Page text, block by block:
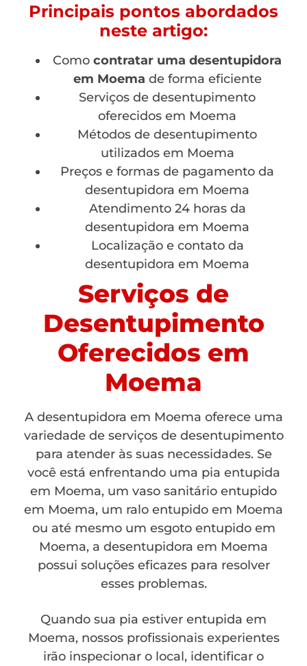
Principais pontos abordados
neste artigo:
Como contratar uma desentupidora
em Moema de forma eficiente
Serviços de desentupimento
oferecidos em Moema
Métodos de desentupimento
utilizados em Moema
Preços e formas de pagamento da
desentupidora em Moema
Atendimento 24 horas da
desentupidora em Moema
Localização e contato da
desentupidora em Moema
Serviços de
Desentupimento
Oferecidos em
Moema
A desentupidora em Moema oferece uma
variedade de serviços de desentupimento
para atender às suas necessidades. Se
você está enfrentando uma pia entupida
em Moema, um vaso sanitário entupido
em Moema, um ralo entupido em Moema
ou até mesmo um esgoto entupido em
Moema, a desentupidora em Moema
possui soluções eficazes para resolver
esses problemas.
Quando sua pia estiver entupida em
Moema, nossos profissionais experientes
irão inspecionar o local, identificar o